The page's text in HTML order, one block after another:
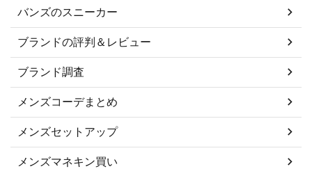
バンズのスニーカー
ブランドの評判＆レビュー
ブランド調査
メンズコーデまとめ
メンズセットアップ
メンズマネキン買い